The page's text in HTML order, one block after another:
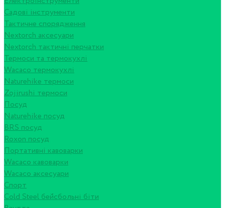
Садові інструменти
Тактичне спорядження
Nextorch аксесуари
Nextorch тактичні перчатки
Термоси та термокухлі
Wacaco термокухлі
Naturehike термоси
Zojirushi термоси
Посуд
Naturehike посуд
BRS посуд
Roxon посуд
Портативні кавоварки
Wacaco кавоварки
Wacaco аксесуари
Спорт
Cold Steel бейсбольні біти